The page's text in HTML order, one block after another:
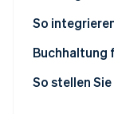
Was sind die
So
Buchhaltung
So stellen